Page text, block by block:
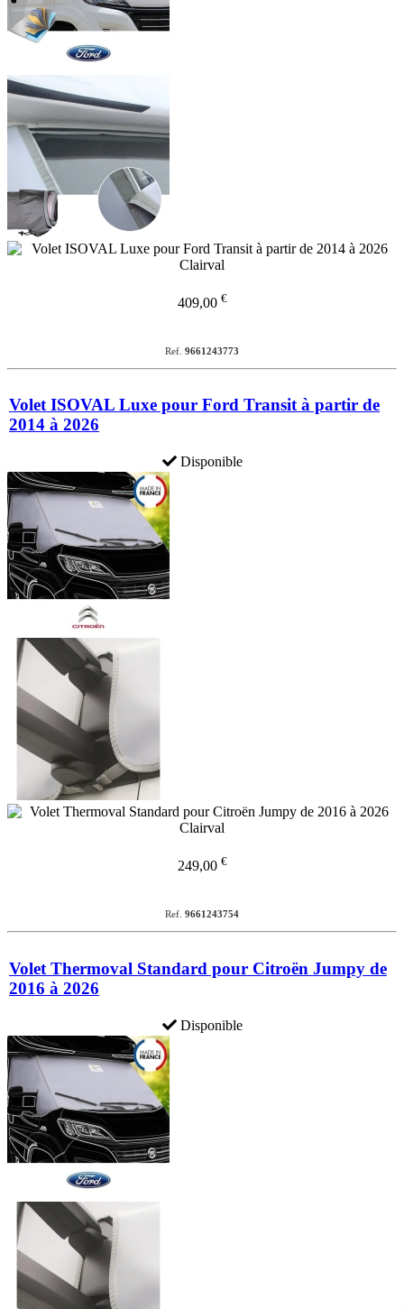
409,00 €
Ref. 9661243773
Volet ISOVAL Luxe pour Ford Transit à partir de
2014 à 2026
Disponible
249,00 €
Ref. 9661243754
Volet Thermoval Standard pour Citroën Jumpy de
2016 à 2026
Disponible